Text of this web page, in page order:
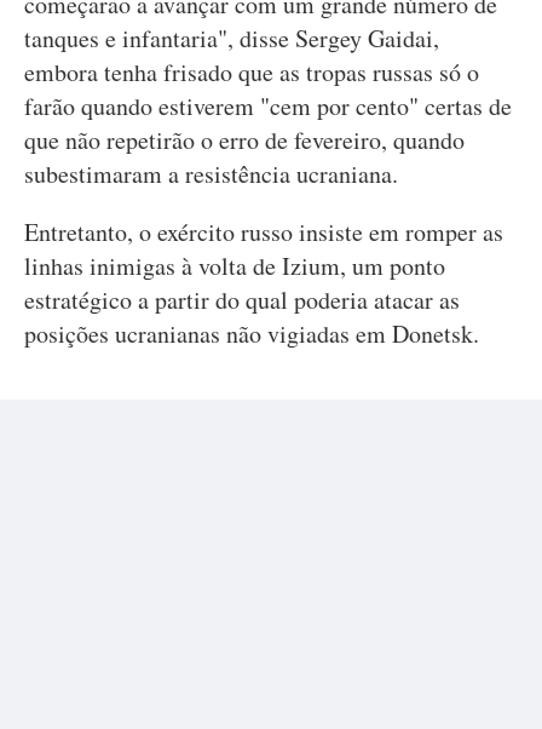
tanques e infantaria", disse Sergey Gaidai,
embora tenha frisado que as tropas russas só o
farão quando estiverem "cem por cento" certas de
que não repetirão o erro de fevereiro, quando
subestimaram a resistência ucraniana.
Entretanto, o exército russo insiste em romper as
linhas inimigas à volta de Izium, um ponto
estratégico a partir do qual poderia atacar as
posições ucranianas não vigiadas em Donetsk.